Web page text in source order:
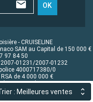
: Meilleures ventes
OK
- CRUISELINE
SAM au Capital de 150 000 €
97 84 50
01231/2007-01232
4000717380/0
de 4 000 000 €
reserved